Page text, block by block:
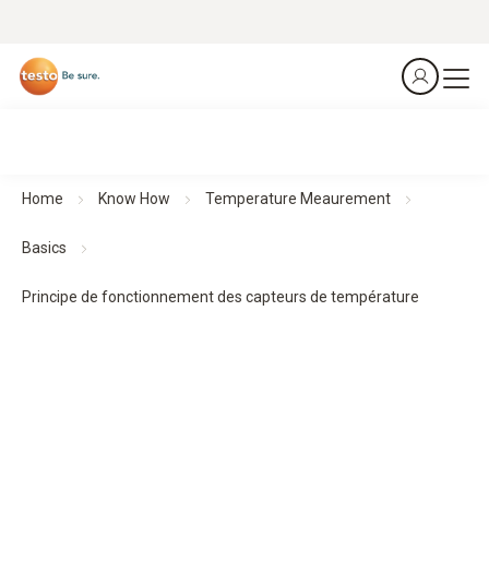
Home Know How Temperature Meaurement
Basics
Principe de fonctionnement des capteurs de température